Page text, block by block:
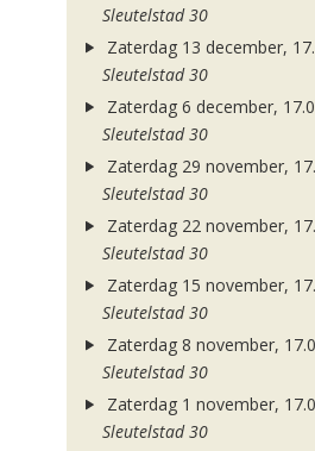
Sleutelstad 30
Zaterdag 13 december,
Sleutelstad 30
Zaterdag 6 december,
Sleutelstad 30
Zaterdag 29 november,
Sleutelstad 30
Zaterdag 22 november,
Sleutelstad 30
Zaterdag 15 november,
Sleutelstad 30
Zaterdag 8 november,
Sleutelstad 30
Zaterdag 1 november,
Sleutelstad 30